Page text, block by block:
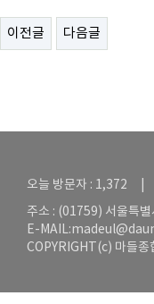
이전글 다음글
오늘 방문자 : 1,372 |
주소 : (01759) 서울특
E-MAIL:
COPYRIGHT(c) 마들종